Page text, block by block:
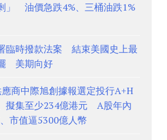
」 油價急跌4%、三桶油跌1%
臨時撥款法案 結束美國史上最
美期向好
商中際旭創據報選定投行A+H
擬集至少234億港元 A股年內
市值逼5300億人幣